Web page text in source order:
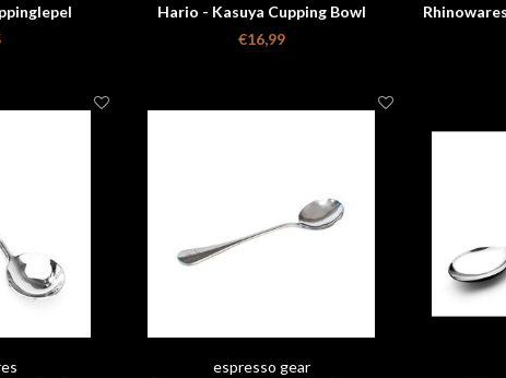
Hario - Kasuya Cupping Bowl
€16,99
espresso gear